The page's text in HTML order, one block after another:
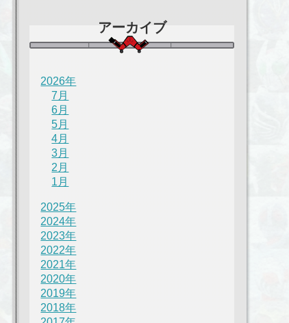
アーカイブ
2026年
7月
6月
5月
4月
3月
2月
1月
2025年
2024年
2023年
2022年
2021年
2020年
2019年
2018年